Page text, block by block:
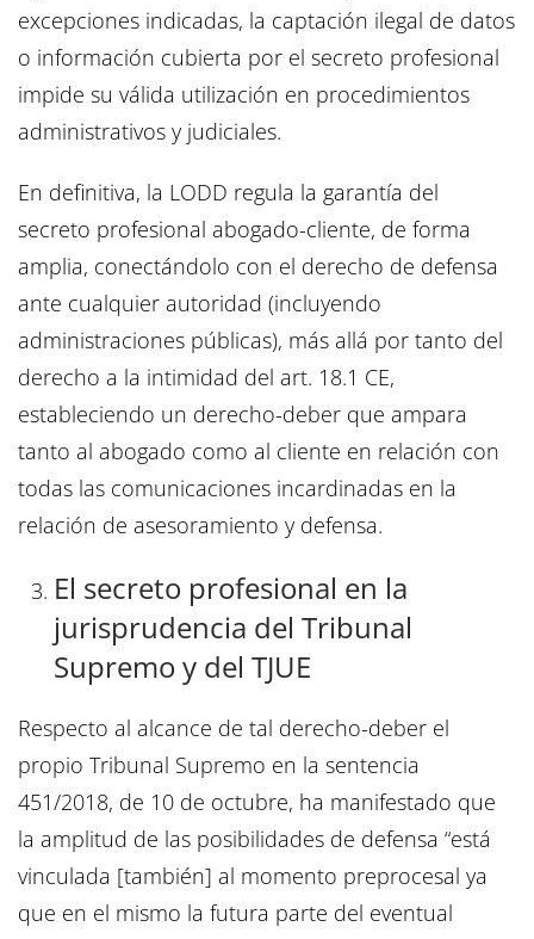
excepciones indicadas, la captación ilegal de datos
o información cubierta por el secreto profesional
impide su válida utilización en procedimientos
administrativos y judiciales.
En definitiva, la LODD regula la garantía del
secreto profesional abogado-cliente, de forma
amplia, conectándolo con el derecho de defensa
ante cualquier autoridad (incluyendo
administraciones públicas), más allá por tanto del
derecho a la intimidad del art. 18.1 CE,
estableciendo un derecho-deber que ampara
tanto al abogado como al cliente en relación con
todas las comunicaciones incardinadas en la
relación de asesoramiento y defensa.
El secreto profesional en la
jurisprudencia del Tribunal
Supremo y del TJUE
Respecto al alcance de tal derecho-deber el
propio Tribunal Supremo en la sentencia
451/2018, de 10 de octubre, ha manifestado que
la amplitud de las posibilidades de defensa “está
vinculada [también] al momento preprocesal ya
que en el mismo la futura parte del eventual